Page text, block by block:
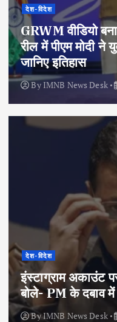
देश-विदेश
GRWM वीडियो
रील में पीएम मोदी
जानिए इतिहास
By IMNB News Desk
देश-विदेश
इंस्टाग्राम अकाउंट
बोले- PM के दबाव
ByIMNB News Desk